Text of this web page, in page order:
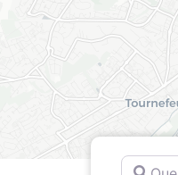
Que